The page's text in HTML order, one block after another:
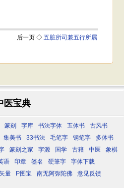
医宝典
篆刻 字库 书法字体 五体书
古风书
集美书 33书法 毛笔字 钢笔字
多体书
篆刻之家 字源 国学 古籍 中医
象棋
语 印章 签名 硬筆字
字体下载
量 P图宝 南无阿弥陀佛
意见反馈